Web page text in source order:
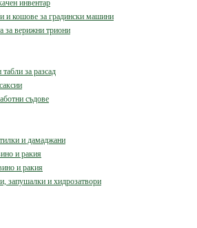
инвентар
и кошове за градински машини
за верижни триони
за разсад
съдове
и дамаджани
и ракия
и ракия
запушалки и хидрозатвори